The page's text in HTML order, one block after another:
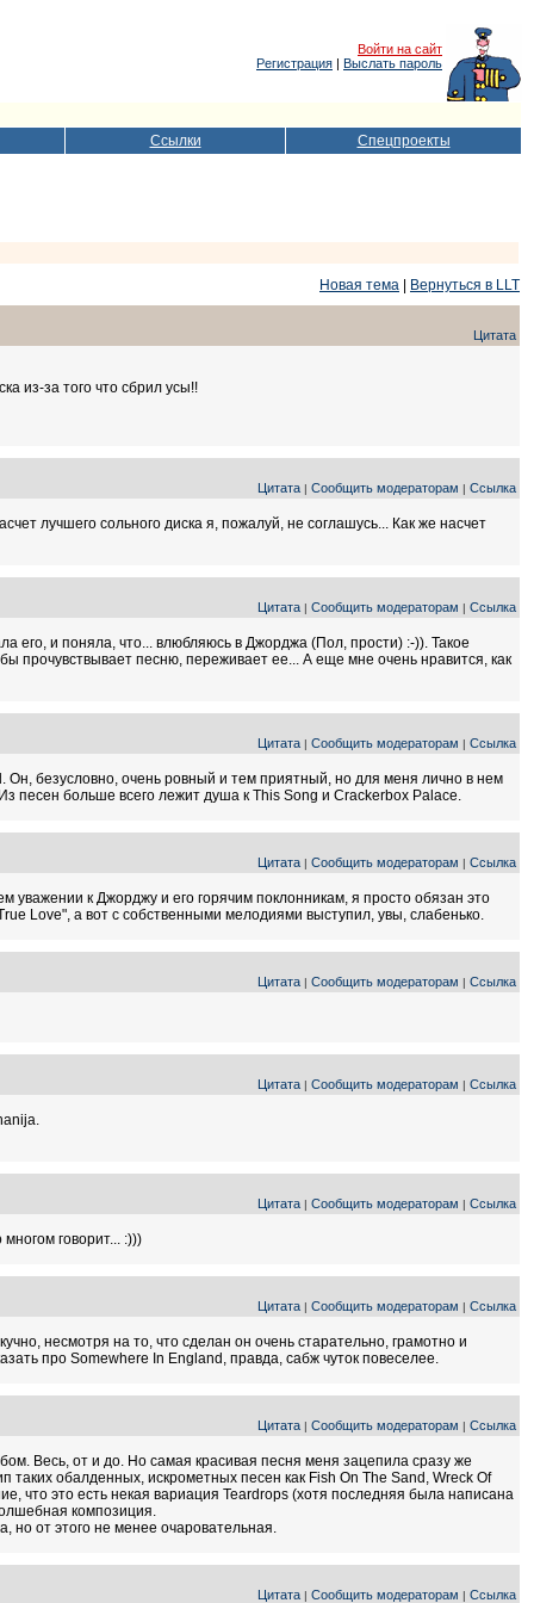
Войти на сайт
Регистрация | Выслать пароль
Ссылки Спецпроекты
Новая тема
Вернуться в LLT
Цитата
из-за того что сбрил усы!!
Цитата | Сообщить модераторам | Ссылка
лучшего сольного диска я, пожалуй, не соглашусь... Как же насчет
Цитата | Сообщить модераторам | Ссылка
его, и поняла, что... влюбляюсь в Джорджа (Пол, прости) :-)). Такое
прочувствывает песню, переживает ее... А еще мне очень нравится, как
Цитата | Сообщить модераторам | Ссылка
безусловно, очень ровный и тем приятный, но для меня лично в нем
песен больше всего лежит душа к This Song и Crackerbox Palace.
Цитата | Сообщить модераторам | Ссылка
к Джорджу и его горячим поклонникам, я просто обязан это
Love", а вот с собственными мелодиями выступил, увы, слабенько.
Цитата | Сообщить модераторам | Ссылка
Цитата | Сообщить модераторам | Ссылка
Цитата | Сообщить модераторам | Ссылка
говорит... :)))
Цитата | Сообщить модераторам | Ссылка
несмотря на то, что сделан он очень старательно, грамотно и
про Somewhere In England, правда, сабж чуток повеселее.
Цитата | Сообщить модераторам | Ссылка
Весь, от и до. Но самая красивая песня меня зацепила сразу же
таких обалденных, искрометных песен как Fish On The Sand, Wreck Of
что это есть некая вариация Teardrops (хотя последняя была написана
композиция.
но от этого не менее очаровательная.
Цитата | Сообщить модераторам | Ссылка